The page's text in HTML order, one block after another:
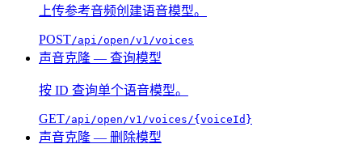
上传参考音频创建语音模型。
POST/api/open/v1/voices
声音克隆 — 查询模型
按 ID 查询单个语音模型。
GET/api/open/v1/voices/{voiceId}
声音克隆 — 删除模型